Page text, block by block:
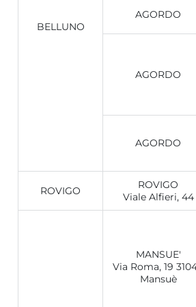
BELLUNO
AGORDO
AGORDO
AGORDO
ROVIGO
ROVIGO
Viale Alfieri, 44
MANSUE'
Via Roma, 19
Mansuè